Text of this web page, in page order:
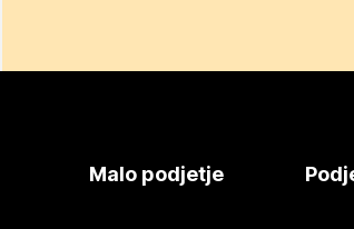
Malo podjetje